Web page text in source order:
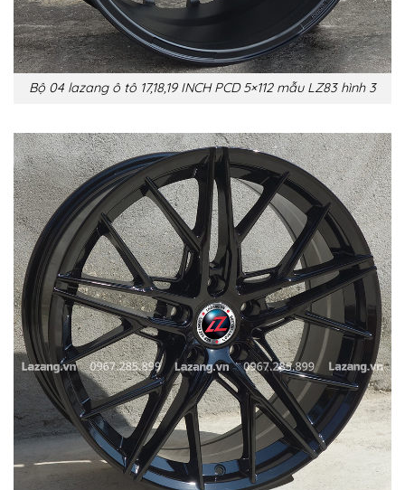
Bộ 04 lazang ô tô 17,18,19 INCH PCD 5×112 mẫu LZ83 hình 3